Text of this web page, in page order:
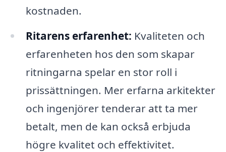
kostnaden.
Ritarens erfarenhet: Kvaliteten och
erfarenheten hos den som skapar
ritningarna spelar en stor roll i
prissättningen. Mer erfarna arkitekter
och ingenjörer tenderar att ta mer
betalt, men de kan också erbjuda
högre kvalitet och effektivitet.